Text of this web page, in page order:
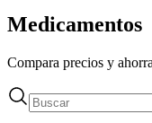
Medicamentos
Compara precios y